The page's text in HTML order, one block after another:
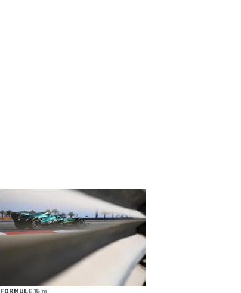
FORMULE 15 m